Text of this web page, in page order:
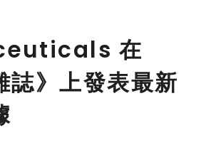
在
誌》上發表最新